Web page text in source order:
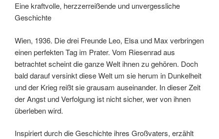
Eine kraftvolle, herzzerreißende und unvergessliche
Geschichte
Wien, 1936. Die drei Freunde Leo, Elsa und Max verbringen
einen perfekten Tag im Prater. Vom Riesenrad aus
betrachtet scheint die ganze Welt ihnen zu gehören. Doch
bald darauf versinkt diese Welt um sie herum in Dunkelheit
und der Krieg reißt sie grausam auseinander. In dieser Zeit
der Angst und Verfolgung ist nicht sicher, wer von ihnen
überleben wird.
Inspiriert durch die Geschichte ihres Großvaters, erzählt